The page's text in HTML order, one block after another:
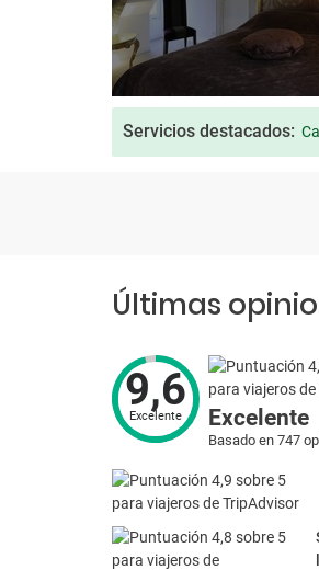
Servicios destacados:
Últimas
9,6
Excelente Excelente
Basado en 747